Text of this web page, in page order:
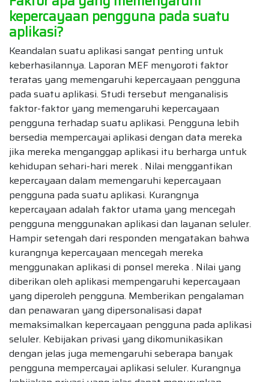
kepercayaan pengguna pada suatu
aplikasi?
Keandalan suatu aplikasi sangat penting untuk
keberhasilannya. Laporan MEF menyoroti faktor
teratas yang memengaruhi kepercayaan pengguna
pada suatu aplikasi. Studi tersebut menganalisis
faktor-faktor yang memengaruhi kepercayaan
pengguna terhadap suatu aplikasi. Pengguna lebih
bersedia mempercayai aplikasi dengan data mereka
jika mereka menganggap aplikasi itu berharga untuk
kehidupan sehari-hari merek . Nilai menggantikan
kepercayaan dalam memengaruhi kepercayaan
pengguna pada suatu aplikasi. Kurangnya
kepercayaan adalah faktor utama yang mencegah
pengguna menggunakan aplikasi dan layanan seluler.
Hampir setengah dari responden mengatakan bahwa
kurangnya kepercayaan mencegah mereka
menggunakan aplikasi di ponsel mereka . Nilai yang
diberikan oleh aplikasi mempengaruhi kepercayaan
yang diperoleh pengguna. Memberikan pengalaman
dan penawaran yang dipersonalisasi dapat
memaksimalkan kepercayaan pengguna pada aplikasi
seluler. Kebijakan privasi yang dikomunikasikan
dengan jelas juga memengaruhi seberapa banyak
pengguna mempercayai aplikasi seluler. Kurangnya